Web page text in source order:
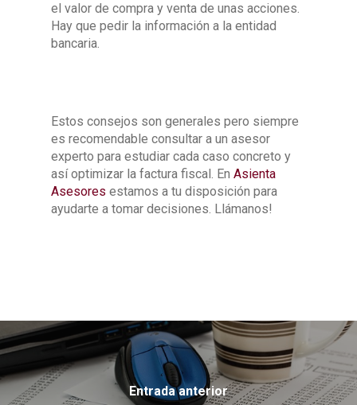
el valor de compra y venta de unas acciones.
Hay que pedir la información a la entidad
bancaria.
Estos consejos son generales pero siempre
es recomendable consultar a un asesor
experto para estudiar cada caso concreto y
así optimizar la factura fiscal. En Asienta
Asesores estamos a tu disposición para
ayudarte a tomar decisiones. Llámanos!
Entrada anterior